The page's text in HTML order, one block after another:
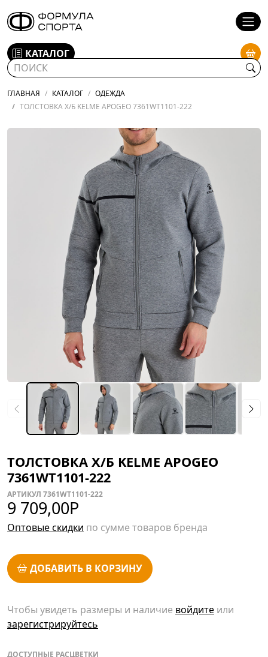
КАТАЛОГ
ГЛАВНАЯ КАТАЛОГ
ОДЕЖДА
ТОЛСТОВКА Х/Б KELME APOGEO 7361WT1101-222
ТОЛСТОВКА Х/Б KELME APOGEO
7361WT1101-222
АРТИКУЛ 7361WT1101-222
9 709,00Р
Оптовые скидки по сумме товаров бренда
ДОБАВИТЬ В КОРЗИНУ
Чтобы увидеть размеры и наличие войдите или
зарегистрируйтесь
ДОСТУПНЫЕ РАСЦВЕТКИ